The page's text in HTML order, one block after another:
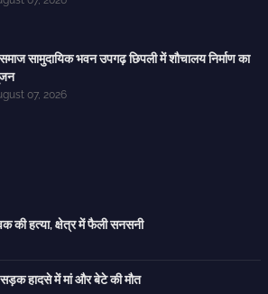
सामुदायिक भवन उपगढ़ छिपली में शौचालय निर्माण का
07, 2026
की हत्या, क्षेत्र में फैली सनसनी
सड़क हादसे में मां और बेटे की मौत